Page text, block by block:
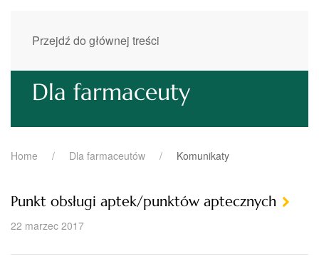
Przejdź do głównej treści
Dla farmaceuty
Home Dla farmaceutów Komunikaty
Punkt obsługi aptek/punktów aptecznych
22 marzec 2017